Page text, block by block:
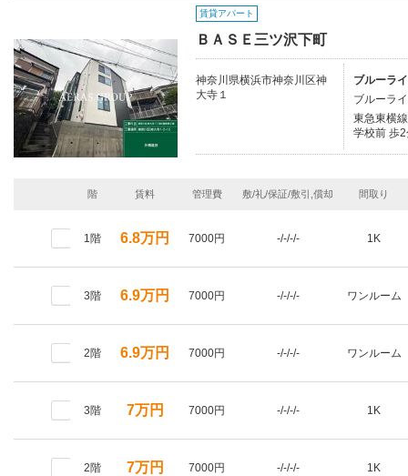
賃貸アパート
ＢＡＳＥ三ツ沢下町
神奈川県横浜市神奈川区神
大寺１
ブルーラ
ブルーラ
東急東横
学校前 歩
階 賃料 管理費 敷/礼/保証/敷引,償却 間取り
1階 6.8万円 7000円 -/-/-/- 1K
3階 6.9万円 7000円 -/-/-/- ワンルーム
2階 6.9万円 7000円 -/-/-/- ワンルーム
3階 7万円 7000円 -/-/-/- 1K
2階 7万円 7000円 -/-/-/- 1K